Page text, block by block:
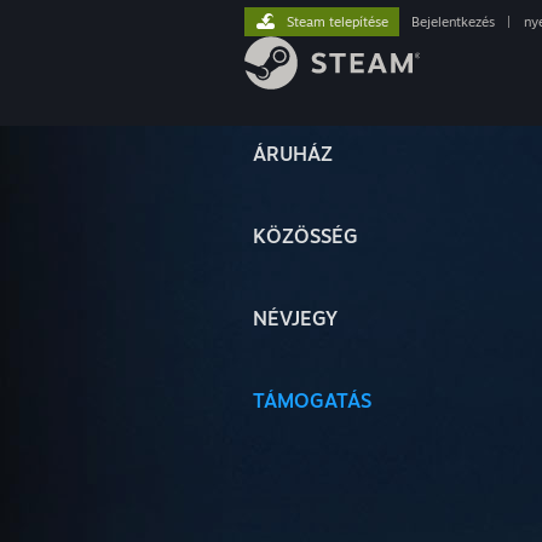
ÁRUHÁZ
KÖZÖSSÉG
NÉVJEGY
TÁMOGATÁS
Steam telepítése Bejelentkezés